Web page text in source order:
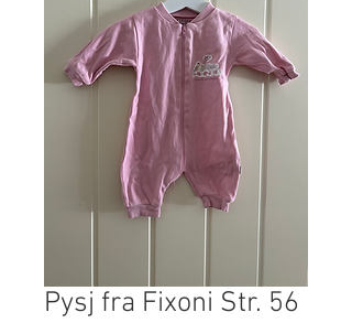
Pysj fra Fixoni Str. 56